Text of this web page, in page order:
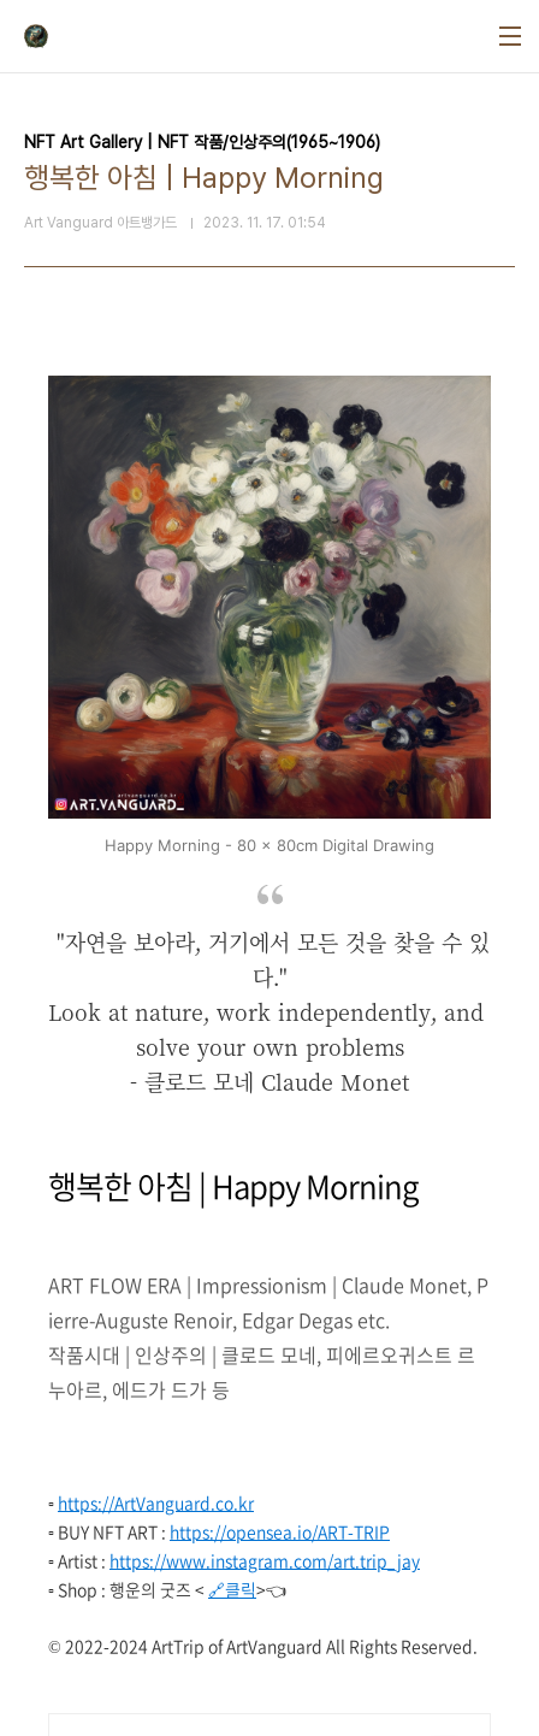
NFT Art Gallery | NFT 작품/인상주의(1965~1906)
행복한 아침 | Happy Morning
Art Vanguard 아트뱅가드 2023. 11. 17. 01:54
Happy Morning - 80 x 80cm Digital Drawing
"자연을 보아라, 거기에서 모든 것을 찾을 수 있
다."
Look at nature, work independently, and
solve your own problems
- 클로드 모네 Claude Monet
행복한 아침 | Happy Morning
ART FLOW ERA | Impressionism | Claude Monet, P
ierre-Auguste Renoir, Edgar Degas etc.
작품시대 | 인상주의 | 클로드 모네, 피에르오귀스트 르
누아르, 에드가 드가 등
▫️ https://ArtVanguard.co.kr
▫️ BUY NFT ART : https://opensea.io/ART-TRIP
▫️ Artist : https://www.instagram.com/art.trip_jay
▫️ Shop : 행운의 굿즈 < 🔗클릭>👈
© 2022-2024 ArtTrip of ArtVanguard All Rights Reserved.